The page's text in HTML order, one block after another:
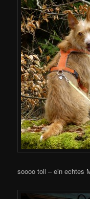
soooo toll – ein echtes